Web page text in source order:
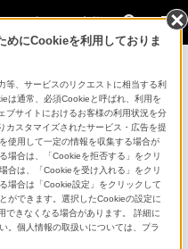
法人のお客様
製品に関するお問い合わせ
製品に関する重要なお知らせ
業務用製品に関
合わせ
するお問い合わせ
めにCookieを利用しておりま
等、サービスのリクエストに相当する利
は通常、必須Cookieと呼ばれ、利用を
ブサイトにおけるお客様の利用状況を分
カスタマイズされたサービス・広告を提
使用して一定の情報を収集する場合が
場合は、「Cookieを拒否する」をクリ
合は、「Cookieを受け入れる」をクリ
場合は「Cookie設定」をクリックして
ができます。選択したCookieの設定に
できなくなる場合があります。 詳細に
。個人情報の取扱いについては、プラ